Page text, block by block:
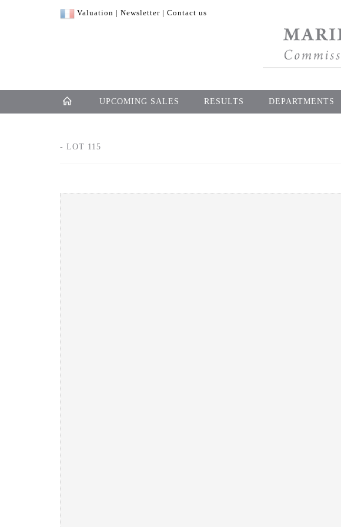
Valuation | Newsletter | Contact us
UPCOMING SALES RESULTS DEPARTMENTS
- LOT 115